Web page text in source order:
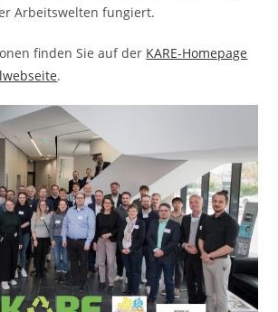
Arbeitswelten fungiert.
finden Sie auf der KARE-Homepage
.